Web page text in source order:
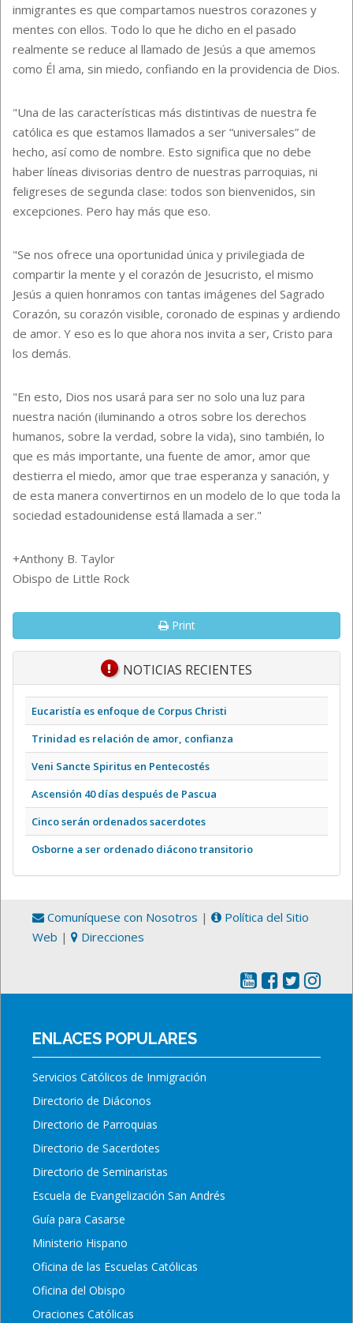
inmigrantes es que compartamos nuestros corazones y
mentes con ellos. Todo lo que he dicho en el pasado
realmente se reduce al llamado de Jesús a que amemos
como Él ama, sin miedo, confiando en la providencia de Dios.
"Una de las características más distintivas de nuestra fe
católica es que estamos llamados a ser “universales” de
hecho, así como de nombre. Esto significa que no debe
haber líneas divisorias dentro de nuestras parroquias, ni
feligreses de segunda clase: todos son bienvenidos, sin
excepciones. Pero hay más que eso.
"Se nos ofrece una oportunidad única y privilegiada de
compartir la mente y el corazón de Jesucristo, el mismo
Jesús a quien honramos con tantas imágenes del Sagrado
Corazón, su corazón visible, coronado de espinas y ardiendo
de amor. Y eso es lo que ahora nos invita a ser, Cristo para
los demás.
"En esto, Dios nos usará para ser no solo una luz para
nuestra nación (iluminando a otros sobre los derechos
humanos, sobre la verdad, sobre la vida), sino también, lo
que es más importante, una fuente de amor, amor que
destierra el miedo, amor que trae esperanza y sanación, y
de esta manera convertirnos en un modelo de lo que toda la
sociedad estadounidense está llamada a ser."
+Anthony B. Taylor
Obispo de Little Rock
Print
NOTICIAS RECIENTES
Eucaristía es enfoque de Corpus Christi
Trinidad es relación de amor, confianza
Veni Sancte Spiritus en Pentecostés
Ascensión 40 días después de Pascua
Cinco serán ordenados sacerdotes
Osborne a ser ordenado diácono transitorio
Comuníquese con Nosotros |
Política del Sitio
Web | Direcciones
ENLACES POPULARES
Servicios Católicos de Inmigración
Directorio de Diáconos
Directorio de Parroquias
Directorio de Sacerdotes
Directorio de Seminaristas
Escuela de Evangelización San Andrés
Guía para Casarse
Ministerio Hispano
Oficina de las Escuelas Católicas
Oficina del Obispo
Oraciones Católicas